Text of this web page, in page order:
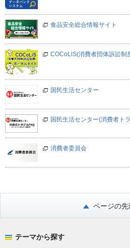
食品安全総合情報サイト
COCoLiS(消費者団体訴訟制
国民生活センター
国民生活センター(消費者ト
消費者委員会
ページの先
テーマから探す